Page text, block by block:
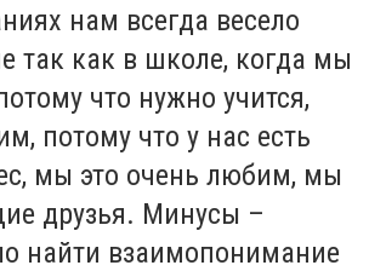
нам всегда весело
так как в школе, когда мы
что нужно учится,
потому что у нас есть
мы это очень любим, мы
друзья. Минусы –
найти взаимопонимание